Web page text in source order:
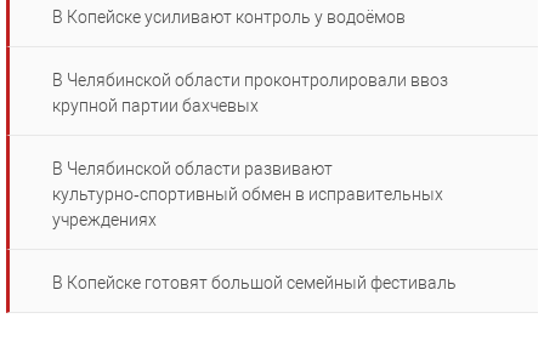
В Копейске усиливают контроль у водоёмов
В Челябинской области проконтролировали ввоз
крупной партии бахчевых
В Челябинской области развивают
культурно‑спортивный обмен в исправительных
учреждениях
В Копейске готовят большой семейный фестиваль